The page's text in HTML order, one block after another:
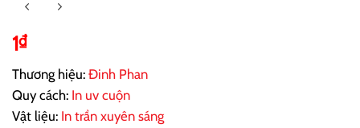
1₫
Thương hiệu: Đinh Phan
Quy cách: In uv cuộn
Vật liệu: In trần xuyên sáng